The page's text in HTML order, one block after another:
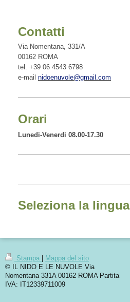
Contatti
Via Nomentana, 331/A
00162 ROMA
tel. +39 06 4543 6798
e-mail nidoenuvole@gmail.com
Orari
Lunedi-Venerdi 08.00-17.30
Seleziona la lingua
Stampa
Mappa del sito
© IL NIDO E LE NUVOLE Via
Nomentana 331A 00162 ROMA Partita
IVA: IT12339711009